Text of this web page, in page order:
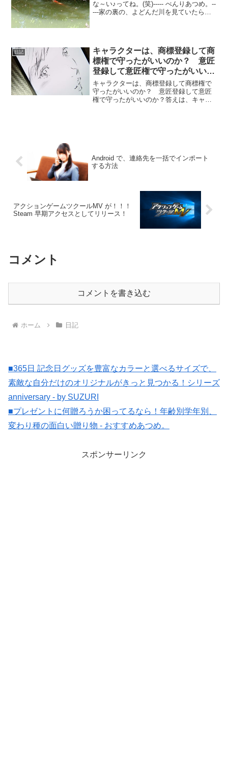
な～い♪ってね。(笑)----- べんりあつめ。--
---家の裏の、よどんだ川を見ていたら、
日記
キャラクターは、商標登録して商
標権で守ったがいいのか？ 意匠
登録して意匠権で守ったがいいの
か？
キャラクターは、商標登録して商標権で
守ったがいいのか？ 意匠登録して意匠
権で守ったがいいのか？答えは、キャラ
Android で、連絡先を一括でインポート
する方法
アクションゲームツクールMV が！！！
Steam 早期アクセスとしてリリース！
コメント
コメントを書き込む
ホーム 日記
■365日 記念日グッズを豊富なカラーと選べるサイズで、
素敵な自分だけのオリジナルがきっと見つかる！シリーズ
anniversary - by SUZURI
■プレゼントに何贈ろうか困ってるなら！年齢別学年別、
変わり種の面白い贈り物 - おすすめあつめ。
スポンサーリンク